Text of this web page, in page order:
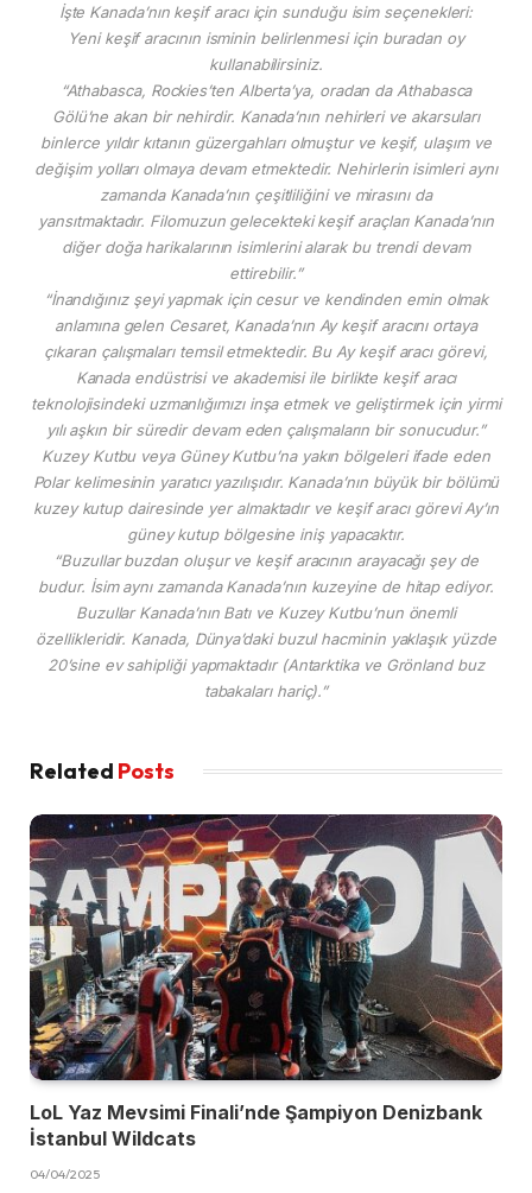
İşte Kanada’nın keşif aracı için sunduğu isim seçenekleri:
Yeni keşif aracının isminin belirlenmesi için buradan oy
kullanabilirsiniz.
“Athabasca, Rockies’ten Alberta’ya, oradan da Athabasca
Gölü’ne akan bir nehirdir. Kanada’nın nehirleri ve akarsuları
binlerce yıldır kıtanın güzergahları olmuştur ve keşif, ulaşım ve
değişim yolları olmaya devam etmektedir. Nehirlerin isimleri aynı
zamanda Kanada’nın çeşitliliğini ve mirasını da
yansıtmaktadır. Filomuzun gelecekteki keşif araçları Kanada’nın
diğer doğa harikalarının isimlerini alarak bu trendi devam
ettirebilir.”
“İnandığınız şeyi yapmak için cesur ve kendinden emin olmak
anlamına gelen Cesaret, Kanada’nın Ay keşif aracını ortaya
çıkaran çalışmaları temsil etmektedir. Bu Ay keşif aracı görevi,
Kanada endüstrisi ve akademisi ile birlikte keşif aracı
teknolojisindeki uzmanlığımızı inşa etmek ve geliştirmek için yirmi
yılı aşkın bir süredir devam eden çalışmaların bir sonucudur.”
Kuzey Kutbu veya Güney Kutbu’na yakın bölgeleri ifade eden
Polar kelimesinin yaratıcı yazılışıdır. Kanada’nın büyük bir bölümü
kuzey kutup dairesinde yer almaktadır ve keşif aracı görevi Ay’ın
güney kutup bölgesine iniş yapacaktır.
“Buzullar buzdan oluşur ve keşif aracının arayacağı şey de
budur. İsim aynı zamanda Kanada’nın kuzeyine de hitap ediyor.
Buzullar Kanada’nın Batı ve Kuzey Kutbu’nun önemli
özellikleridir. Kanada, Dünya’daki buzul hacminin yaklaşık yüzde
20’sine ev sahipliği yapmaktadır (Antarktika ve Grönland buz
tabakaları hariç).”
Related Posts
LoL Yaz Mevsimi Finali’nde Şampiyon Denizbank
İstanbul Wildcats
04/04/2025